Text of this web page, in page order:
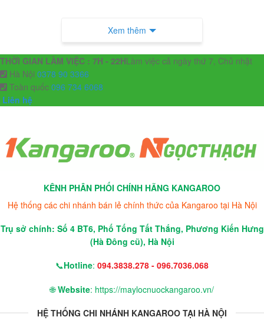
Xem thêm
THỜI GIAN LÀM VIỆC : 7H - 22HLàm việc cả ngày thứ 7, Chủ nhật
Hà Nội 0378 90 3366
Toàn quốc 096 734 6068
Liên hệ
KÊNH PHÂN PHỐI CHÍNH HÃNG KANGAROO
Hệ thống các chi nhánh bán lẻ chính thức của Kangaroo tại Hà Nội
Trụ sở chính: Số 4 BT6, Phố Tống Tất Thắng, Phương Kiến Hưng
(Hà Đông cũ), Hà Nội
📞Hotline: 094.3838.278 - 096.7036.068
🌐Website: https://maylocnuockangaroo.vn/
HỆ THỐNG CHI NHÁNH KANGAROO TẠI HÀ NỘI